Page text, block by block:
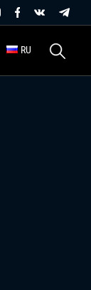
RU Найти: